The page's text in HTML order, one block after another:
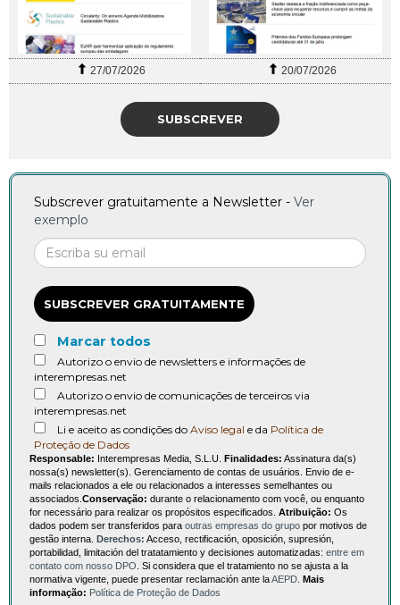
27/07/2026 20/07/2026
SUBSCREVER
Subscrever gratuitamente a Newsletter - Ver
exemplo
SUBSCREVER GRATUITAMENTE
Marcar todos
Autorizo o envio de newsletters e informações de
interempresas.net
Autorizo o envio de comunicações de terceiros via
interempresas.net
Li e aceito as condições do Aviso legal e da Política de
Proteção de Dados
Responsable: Interempresas Media, S.L.U. Finalidades: Assinatura da(s)
nossa(s) newsletter(s). Gerenciamento de contas de usuários. Envio de e-
mails relacionados a ele ou relacionados a interesses semelhantes ou
associados. Conservação: durante o relacionamento com você, ou enquanto
for necessário para realizar os propósitos especificados. Atribuição: Os
dados podem ser transferidos para outras empresas do grupo por motivos de
gestão interna.
Derechos: Acceso, rectificación, oposición, supresión,
portabilidad, limitación del tratatamiento y decisiones automatizadas: entre em
contato com nosso DPO . Si considera que el tratamiento no se ajusta a la
normativa vigente, puede presentar reclamación ante laAEPD
Mais
informação: Política de Proteção de Dados